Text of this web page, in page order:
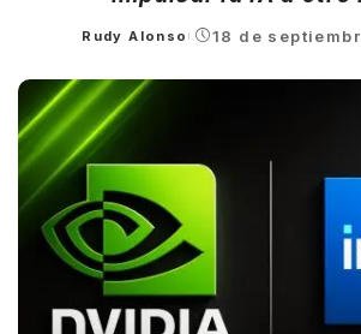
Posted
Rudy Alonso 18 de